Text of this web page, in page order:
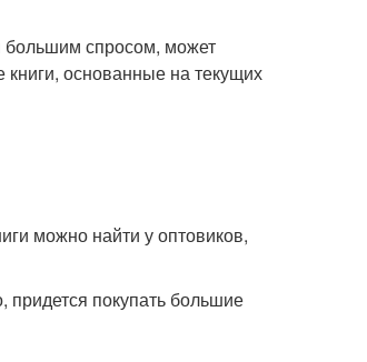
большим спросом, может
основанные на текущих
можно найти у оптовиков,
придется покупать большие